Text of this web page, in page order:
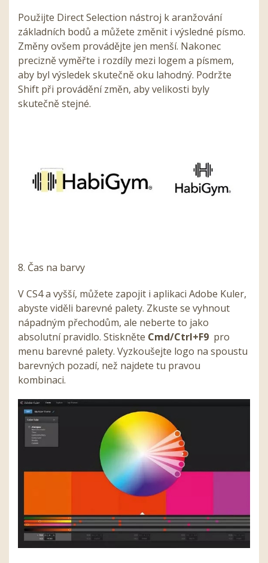
Použijte Direct Selection nástroj k aranžování
základních bodů a můžete změnit i výsledné písmo.
Změny ovšem provádějte jen menší. Nakonec
precizně vyměřte i rozdíly mezi logem a písmem,
aby byl výsledek skutečně oku lahodný. Podržte
Shift při provádění změn, aby velikosti byly
skutečně stejné.
8. Čas na barvy
V CS4 a vyšší, můžete zapojit i aplikaci Adobe Kuler,
abyste viděli barevné palety. Zkuste se vyhnout
nápadným přechodům, ale neberte to jako
absolutní pravidlo. Stiskněte Cmd/Ctrl+F9 pro
menu barevné palety. Vyzkoušejte logo na spoustu
barevných pozadí, než najdete tu pravou
kombinaci.